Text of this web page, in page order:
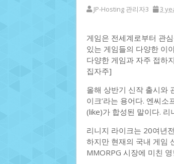
JP-Hosting 관리자3 3
게임은 전세계로부터 관
있는 게임들의 다양한 이
다양한 게임과 자주 접하
집자주]
올해 상반기 신작 출시와
이크’라는 용어다. 엔씨소
(like)가 합성된 말이다.
리니지 라이크는 20여년
하지만 현재의 국내 게임
MMORPG 시장에 미친